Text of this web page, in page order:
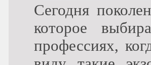
Сегодня
которое
профессиях,